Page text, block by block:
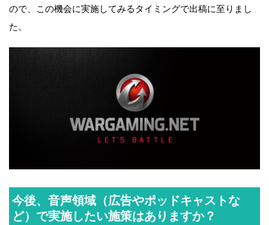
ので、この機会に実施してみるタイミングで出稿に至りまし
た。
今後、音声領域（広告やポッドキャストな
ど）で実施したい施策はありますか？